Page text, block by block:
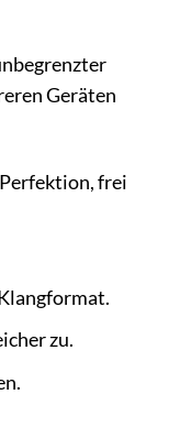
Geräten
frei
zu.